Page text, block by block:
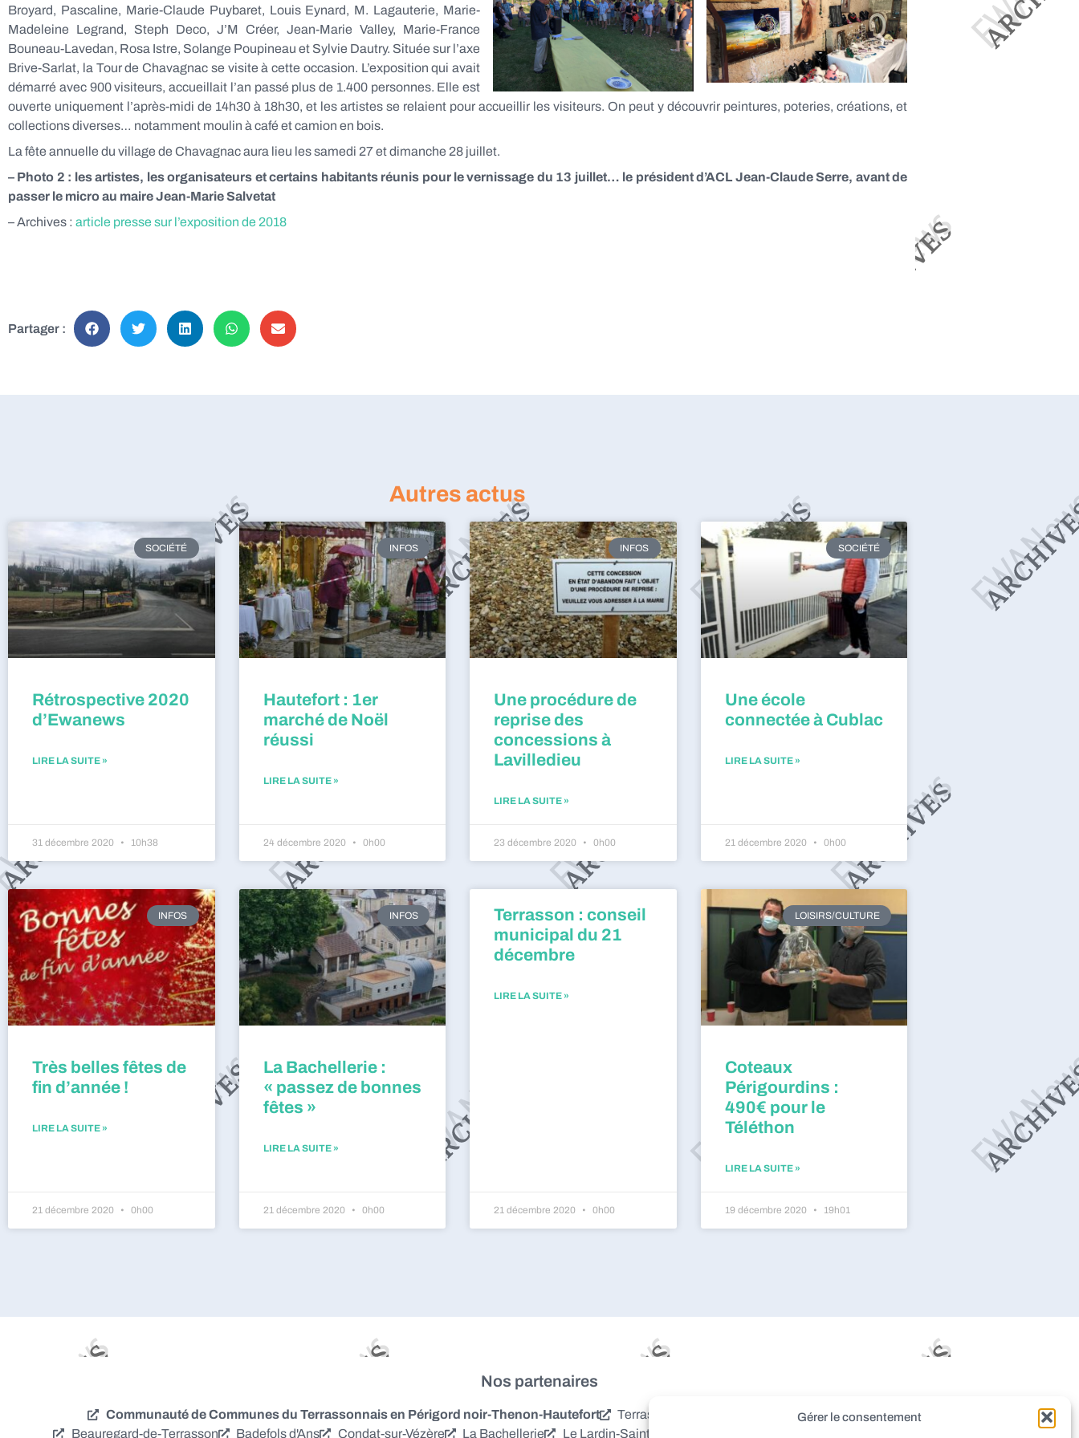
Gérer le consentement
Broyard, Pascaline, Marie-Claude Puybaret, Louis Eynard, M. Lagauterie, Marie-
Madeleine Legrand, Steph Deco, J’M Créer, Jean-Marie Valley, Marie-France
Bouneau-Lavedan, Rosa Istre, Solange Poupineau et Sylvie Dautry. Située sur l’axe
Brive-Sarlat, la Tour de Chavagnac se visite à cette occasion. L’exposition qui avait
démarré avec 900 visiteurs, accueillait l’an passé plus de 1.400 personnes. Elle est
ouverte uniquement l’après-midi de 14h30 à 18h30, et les artistes se relaient pour accueillir les visiteurs. On peut y découvrir peintures, poteries, créations, et
collections diverses… notamment moulin à café et camion en bois.
La fête annuelle du village de Chavagnac aura lieu les samedi 27 et dimanche 28 juillet.
– Photo 2 : les artistes, les organisateurs et certains habitants réunis pour le vernissage du 13 juillet… le président d’ACL Jean-Claude Serre, avant de
passer le micro au maire Jean-Marie Salvetat
– Archives : article presse sur l’exposition de 2018
Partager :
Autres actus
SOCIÉTÉ
Rétrospective 2020
d’Ewanews
LIRE LA SUITE »
31 décembre 2020 10h38
INFOS
Hautefort : 1er
marché de Noël
réussi
LIRE LA SUITE »
24 décembre 2020 0h00
INFOS
Une procédure de
reprise des
concessions à
Lavilledieu
LIRE LA SUITE »
23 décembre 2020 0h00
SOCIÉTÉ
Une école
connectée à Cublac
LIRE LA SUITE »
21 décembre 2020 0h00
INFOS
Très belles fêtes de
fin d’année !
LIRE LA SUITE »
21 décembre 2020 0h00
INFOS
La Bachellerie :
« passez de bonnes
fêtes »
LIRE LA SUITE »
21 décembre 2020 0h00
Terrasson : conseil
municipal du 21
décembre
LIRE LA SUITE »
21 décembre 2020 0h00
LOISIRS/CULTURE
Coteaux
Périgourdins :
490€ pour le
Téléthon
LIRE LA SUITE »
19 décembre 2020 19h01
Nos partenaires
Communauté de Communes du Terrassonnais en Périgord noir-Thenon-Hautefort Terrasson-Lavilledieu Montignac
Pazayac
Beauregard-de-Terrasson
Badefols d'Ans Condat-sur-Vézère La Bachellerie Le Lardin-Saint-Lazare